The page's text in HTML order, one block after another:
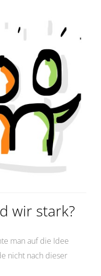
wir stark?
man auf die Idee
nicht nach dieser